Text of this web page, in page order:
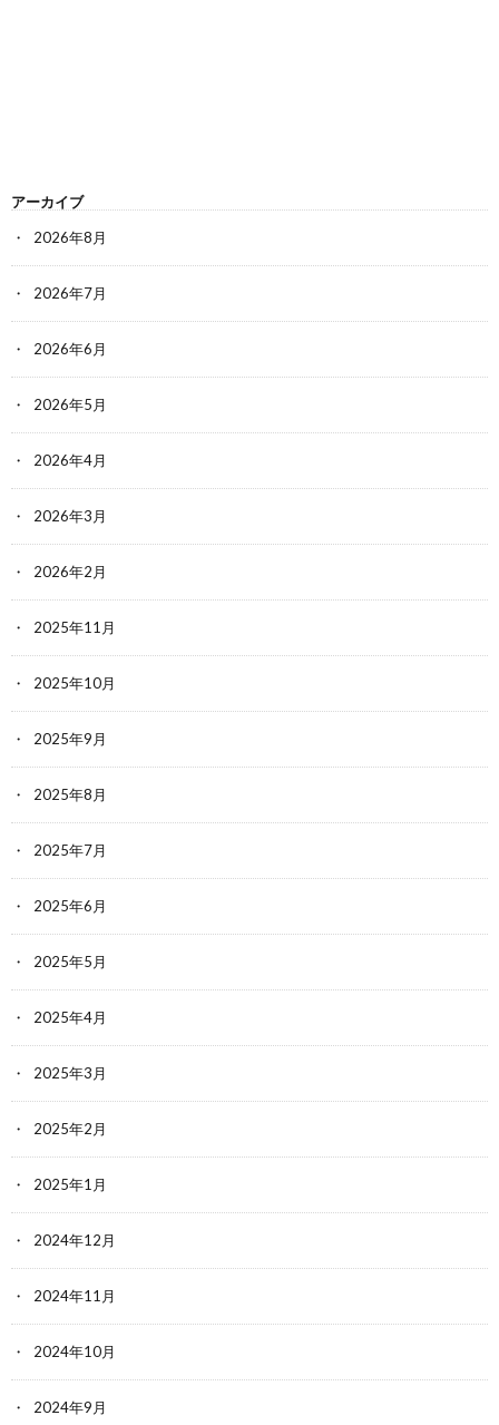
アーカイブ
2026年8月
2026年7月
2026年6月
2026年5月
2026年4月
2026年3月
2026年2月
2025年11月
2025年10月
2025年9月
2025年8月
2025年7月
2025年6月
2025年5月
2025年4月
2025年3月
2025年2月
2025年1月
2024年12月
2024年11月
2024年10月
2024年9月